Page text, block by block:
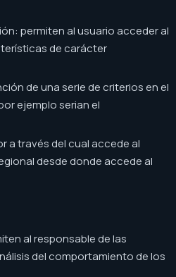
permiten al usuario acceder al
de carácter
de una serie de criterios en el
ejemplo serian el
a través del cual accede al
desde donde accede al
al responsable de las
del comportamiento de los